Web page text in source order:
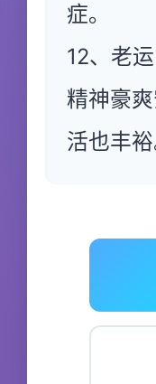
症。
12、老
精神豪
活也丰裕